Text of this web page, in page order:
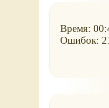
Время:
Ошибок: